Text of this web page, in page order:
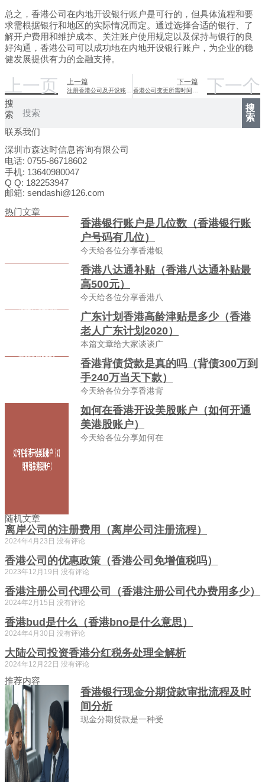
总之，香港公司在内地开设银行账户是可行的，但具体流程和要
求需根据银行和地区的实际情况而定。通过选择合适的银行、了
解开户费用和维护成本、关注账户使用规定以及保持与银行的良
好沟通，香港公司可以成功地在内地开设银行账户，为企业的稳
健发展提供有力的金融支持。
上一页 上一篇 下一篇 下一个
搜
索
搜
索
联系我们
深圳市森达时信息咨询有限公司
电话: 0755-86718602
手机: 13640980047
Q Q: 182253947
邮箱: sendashi@126.com
热门文章
香港银行账户是几位数（香港银行账
户号码有几位）
今天给各位分享香港银
香港八达通补贴（香港八达通补贴最
高500元）
今天给各位分享香港八
广东计划香港高龄津贴是多少（香港
老人广东计划2020）
本篇文章给大家谈谈广
香港背债贷款是真的吗（背债300万到
手240万当天下款）
今天给各位分享香港背
如何在香港开设美股账户（如何开通
美港股账户）
今天给各位分享如何在
随机文章
离岸公司的注册费用（离岸公司注册流程）
2024年4月23日 没有评论
香港公司的优惠政策（香港公司免增值税吗）
2023年12月19日 没有评论
香港注册公司代理公司（香港注册公司代办费用多少）
2024年2月15日 没有评论
香港bud是什么（香港bno是什么意思）
2024年4月30日 没有评论
大陆公司投资香港分红税务处理全解析
2024年12月22日 没有评论
推荐内容
香港银行现金分期贷款审批流程及时
间分析
现金分期贷款是一种受